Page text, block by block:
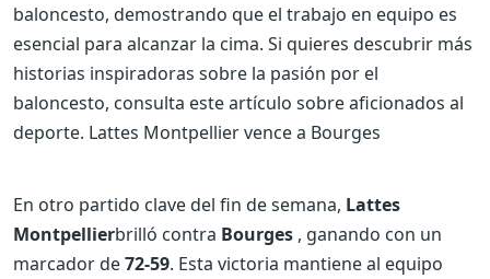
baloncesto, demostrando que el trabajo en equipo es
esencial para alcanzar la cima. Si quieres descubrir más
historias inspiradoras sobre la pasión por el
baloncesto, consulta este artículo sobre aficionados al
deporte. Lattes Montpellier vence a Bourges
En otro partido clave del fin de semana, Lattes
Montpellierbrilló contra Bourges , ganando con un
marcador de72-59. Esta victoria mantiene al equipo